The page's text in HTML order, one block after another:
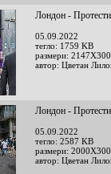
Лондон -
05.09.2022
тегло: 1759 KB
размери:
автор: Цветан
Лондон -
05.09.2022
тегло: 2587 KB
размери:
автор: Цветан